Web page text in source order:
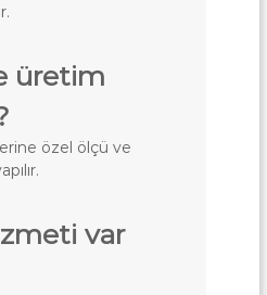
üretim
özel ölçü ve
var